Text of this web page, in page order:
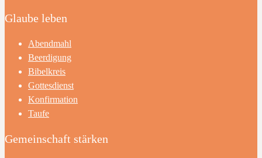
Glaube leben
Abendmahl
Beerdigung
Bibelkreis
Gottesdienst
Konfirmation
Taufe
Gemeinschaft stärken